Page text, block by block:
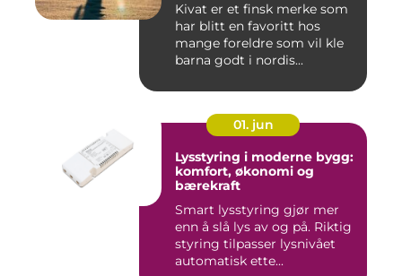
Kivat er et finsk merke som
har blitt en favoritt hos
mange foreldre som vil kle
barna godt i nordis...
01. jun
Lysstyring i moderne bygg:
komfort, økonomi og
bærekraft
Smart lysstyring gjør mer
enn å slå lys av og på. Riktig
styring tilpasser lysnivået
automatisk ette...